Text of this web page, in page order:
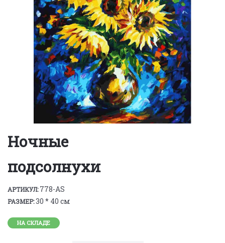
Ночные
подсолнухи
АРТИКУЛ:778-AS
РАЗМЕР:30 * 40 см
НА СКЛАДЕ